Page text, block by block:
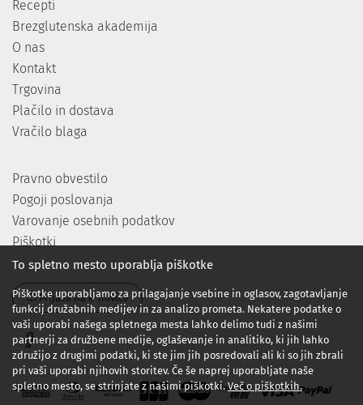
Recepti
Brezglutenska akademija
O nas
Kontakt
Trgovina
Plačilo in dostava
Vračilo blaga
Pravno obvestilo
Pogoji poslovanja
Varovanje osebnih podatkov
Piškotki
Prijava na e-novice
To spletno mesto uporablja piškotke
Piškotke uporabljamo za prilagajanje vsebine in oglasov, zagotavljanje
funkcij družabnih medijev in za analizo prometa. Nekatere podatke o
vaši uporabi našega spletnega mesta lahko delimo tudi z našimi
partnerji za družbene medije, oglaševanje in analitiko, ki jih lahko
združijo z drugimi podatki, ki ste jim jih posredovali ali ki so jih zbrali
pri vaši uporabi njihovih storitev. Če še naprej uporabljate naše
spletno mesto, se strinjate z našimi piškotki.Več o piškotkih.